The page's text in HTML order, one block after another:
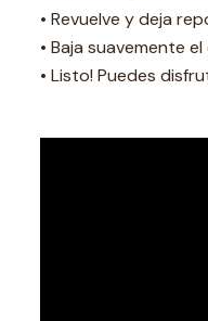
• Revuelve y deja
• Baja suavemente
• Listo! Puedes